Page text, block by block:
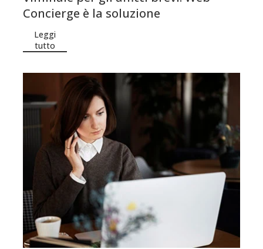
Concierge è la soluzione
Leggi
tutto